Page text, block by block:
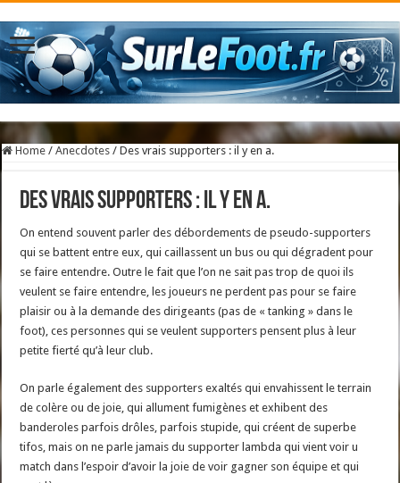
Home / Anecdotes / Des vrais supporters : il y en a.
Des vrais supporters : il y en a.
On entend souvent parler des débordements de pseudo-supporters
qui se battent entre eux, qui caillassent un bus ou qui dégradent pour
se faire entendre. Outre le fait que l’on ne sait pas trop de quoi ils
veulent se faire entendre, les joueurs ne perdent pas pour se faire
plaisir ou à la demande des dirigeants (pas de « tanking » dans le
foot), ces personnes qui se veulent supporters pensent plus à leur
petite fierté qu’à leur club.
On parle également des supporters exaltés qui envahissent le terrain
de colère ou de joie, qui allument fumigènes et exhibent des
banderoles parfois drôles, parfois stupide, qui créent de superbe
tifos, mais on ne parle jamais du supporter lambda qui vient voir u
match dans l’espoir d’avoir la joie de voir gagner son équipe et qui